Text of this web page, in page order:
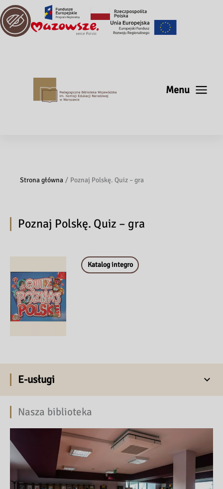
Menu
Strona główna Poznaj Polskę. Quiz – gra
Poznaj Polskę. Quiz – gra
Katalog integro
E-usługi
Nasza biblioteka